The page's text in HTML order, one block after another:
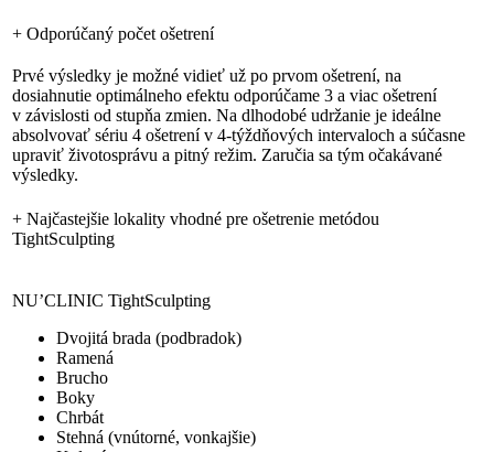
+ Odporúčaný počet ošetrení
Prvé výsledky je možné vidieť už po prvom ošetrení, na
dosiahnutie optimálneho efektu odporúčame 3 a viac ošetrení
v závislosti od stupňa zmien. Na dlhodobé udržanie je ideálne
absolvovať sériu 4 ošetrení v 4-týždňových intervaloch a súčasne
upraviť životosprávu a pitný režim. Zaručia sa tým očakávané
výsledky.
+ Najčastejšie lokality vhodné pre ošetrenie metódou
TightSculpting
NU’CLINIC TightSculpting
Dvojitá brada (podbradok)
Ramená
Brucho
Boky
Chrbát
Stehná (vnútorné, vonkajšie)